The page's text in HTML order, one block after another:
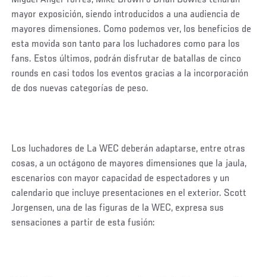
mayor exposición, siendo introducidos a una audiencia de
mayores dimensiones. Como podemos ver, los beneficios de
esta movida son tanto para los luchadores como para los
fans. Estos últimos, podrán disfrutar de batallas de cinco
rounds en casi todos los eventos gracias a la incorporación
de dos nuevas categorías de peso.
Los luchadores de La WEC deberán adaptarse, entre otras
cosas, a un octágono de mayores dimensiones que la jaula,
escenarios con mayor capacidad de espectadores y un
calendario que incluye presentaciones en el exterior. Scott
Jorgensen, una de las figuras de la WEC, expresa sus
sensaciones a partir de esta fusión: